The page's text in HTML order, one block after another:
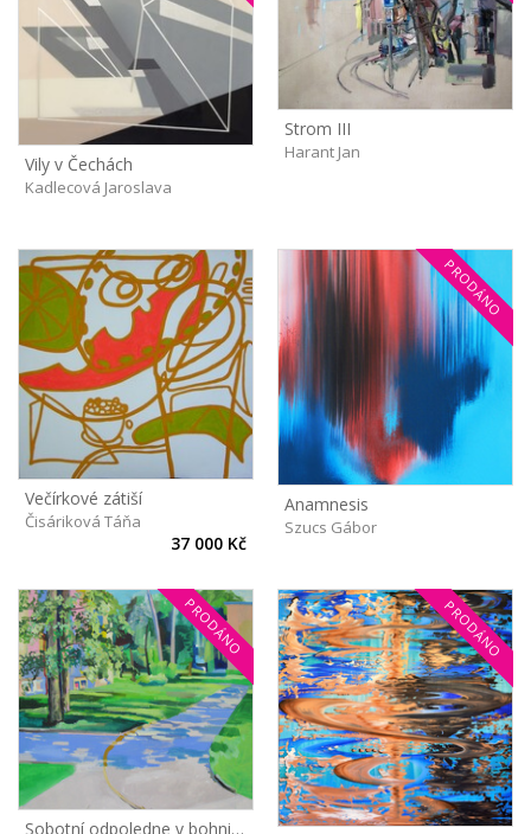
Vily v Čechách
Kadlecová Jaroslava
Strom III
Harant Jan
Večírkové zátiší
Čisáriková Táňa
37 000 Kč
PRODÁNO
Anamnesis
Szucs Gábor
PRODÁNO
Sobotní odpoledne v bohnickém parku
PRODÁNO